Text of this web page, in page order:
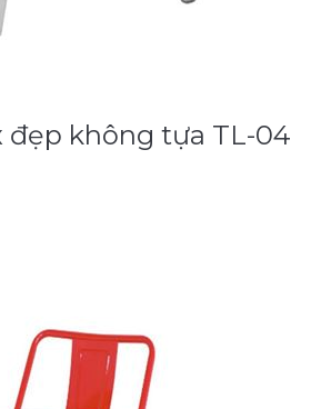
đẹp không tựa TL-04